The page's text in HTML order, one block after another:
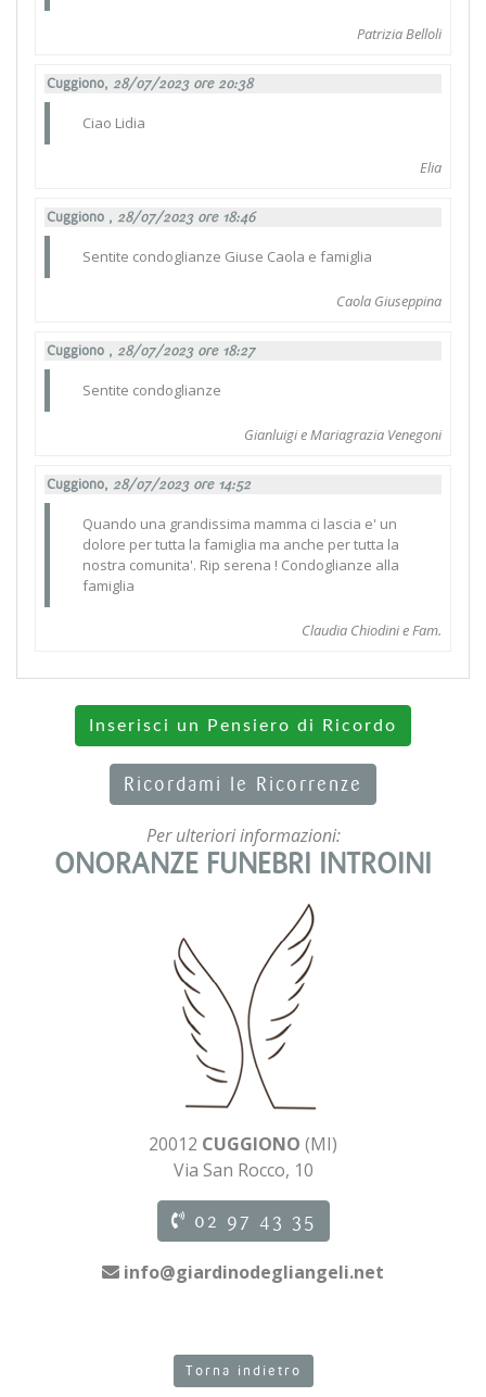
Patrizia Belloli
Cuggiono, 28/07/2023 ore 20:38
Ciao Lidia
Elia
Cuggiono , 28/07/2023 ore 18:46
Sentite condoglianze Giuse Caola e famiglia
Caola Giuseppina
Cuggiono , 28/07/2023 ore 18:27
Sentite condoglianze
Gianluigi e Mariagrazia Venegoni
Cuggiono, 28/07/2023 ore 14:52
Quando una grandissima mamma ci lascia e' un
dolore per tutta la famiglia ma anche per tutta la
nostra comunita'. Rip serena ! Condoglianze alla
famiglia
Claudia Chiodini e Fam.
Inserisci un Pensiero di Ricordo
Ricordami le Ricorrenze
Per ulteriori informazioni:
ONORANZE FUNEBRI INTROINI
20012 CUGGIONO (MI)
Via San Rocco, 10
02 97 43 35
info@giardinodegliangeli.net
Torna indietro